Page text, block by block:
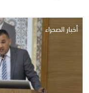
أخبار الصحراء